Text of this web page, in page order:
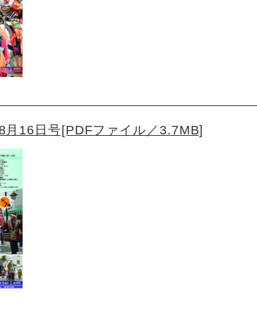
月16日号[PDFファイル／3.7MB]